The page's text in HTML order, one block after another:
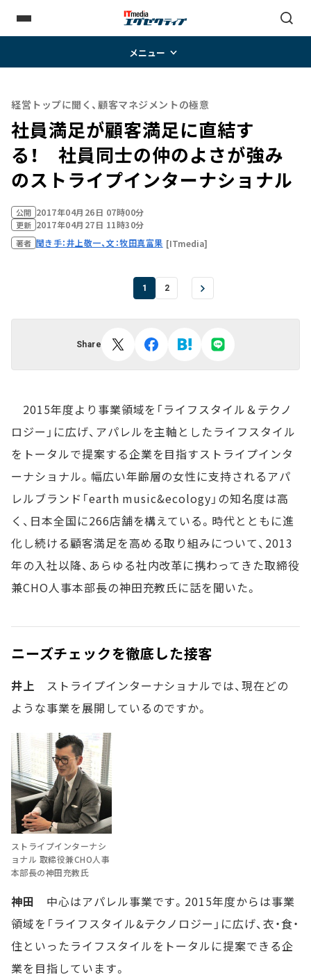
メニュー
経営トップに聞く、顧客マネジメントの極意
社員満足が顧客満足に直結す
る！ 社員同士の仲のよさが強み
のストライプインターナショナル
公開 2017年04月26日 07時00分
更新 2017年04月27日 11時30分
著者 聞き手：井上敬一、文：牧田真富果 [ITmedia]
1 2
Share
2015年度より事業領域を「ライフスタイル＆テクノ
ロジー」に広げ、アパレルを主軸としたライフスタイル
をトータルで提案する企業を目指すストライプインタ
ーナショナル。幅広い年齢層の女性に支持されるアパ
レルブランド「earth music&ecology」の知名度は高
く、日本全国に266店舗を構えている。時代とともに進
化し続ける顧客満足を高める取り組みについて、2013
年の入社以降、あらゆる社内改革に携わってきた取締役
兼CHO人事本部長の神田充教氏に話を聞いた。
ニーズチェックを徹底した接客
井上 ストライプインターナショナルでは、現在どの
ような事業を展開しているのですか。
ストライプインターナシ
ョナル 取締役兼CHO人事
本部長の神田充教氏
神田 中心はアパレル事業です。2015年度からは事業
領域を「ライフスタイル&テクノロジー」に広げ、衣・食・
住といったライフスタイルをトータルに提案できる企
業を目指しています。